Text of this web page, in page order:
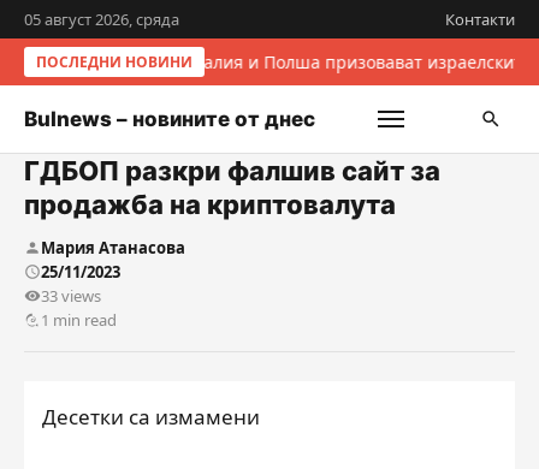
05 август 2026, сряда Контакти
ПОСЛЕДНИ НОВИНИИталия и Полша призовават
Bulnews – новините от днес
ГДБОП разкри фалшив сайт за
продажба на криптовалута
Мария Атанасова
25/11/2023
33 views
1 min read
Десетки са измамени